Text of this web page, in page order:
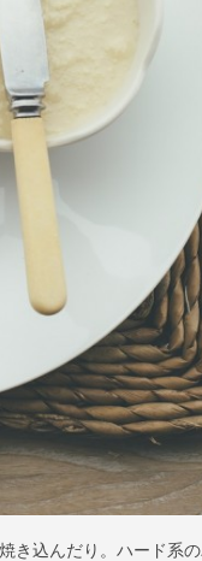
込んだり。ハード系